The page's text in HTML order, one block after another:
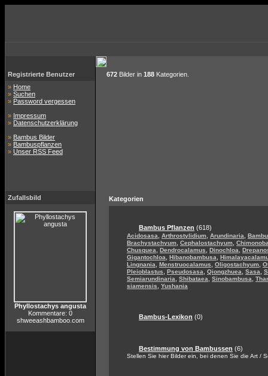
Registrierte Benutzer
» Home
» Suchen
» Password vergessen
» Impressum
» Datenschutzerklärung
» Bambus Bilder
» Bambuspflanzen
» Unser RSS Feed
Zufallsbild
Phyllostachys angusta
Kommentare: 0
shweeashbamboo.com
672 Bilder in 188 Kategorien.
Kategorien
Bambus Pflanzen (618)
Acidosasa Arthrostylidium Arundinaria
Brachystachyum Cephalostachyum
Chusquea
Dendrocalamus Dinochloa
Gigantochloa
Hibanobambusa
Lingnania
Menstruocalamus Oligostachyum
Pleioblastus
Pseudosasa Qiongzhuea Sasa
Semiarundinaria
Shibataea Sinobambusa
siamensis
Yushania
Bambus-Lexikon (0)
Bestimmung von Bambussen (6)
Stellen Sie hier Bilder ein, bei denen Sie die Art /